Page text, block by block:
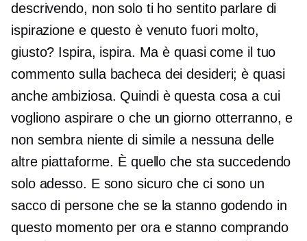
descrivendo, non solo ti ho sentito parlare di
ispirazione e questo è venuto fuori molto,
giusto? Ispira, ispira. Ma è quasi come il tuo
commento sulla bacheca dei desideri; è quasi
anche ambiziosa. Quindi è questa cosa a cui
vogliono aspirare o che un giorno otterranno, e
non sembra niente di simile a nessuna delle
altre piattaforme. È quello che sta succedendo
solo adesso. E sono sicuro che ci sono un
sacco di persone che se la stanno godendo in
questo momento per ora e stanno comprando